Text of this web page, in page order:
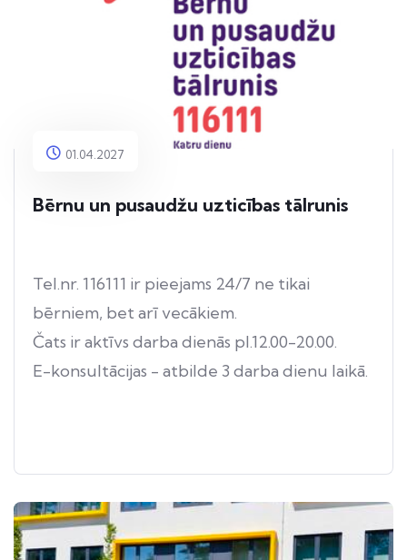
01.04.2027
Bērnu un pusaudžu uzticības tālrunis
Tel.nr. 116111 ir pieejams 24/7 ne tikai
bērniem, bet arī vecākiem.
Čats ir aktīvs darba dienās pl.12.00-20.00.
E-konsultācijas - atbilde 3 darba dienu laikā.